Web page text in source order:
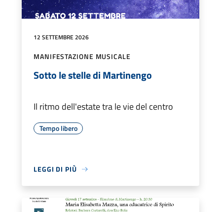
12 SETTEMBRE 2026
MANIFESTAZIONE MUSICALE
Sotto le stelle di Martinengo
Il ritmo dell'estate tra le vie del centro
Tempo libero
LEGGI DI PIÙ